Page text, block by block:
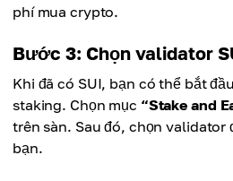
phí mua crypto.
Bước 3: Chọn validator
Khi đã có SUI, bạn có thể bắt
staking. Chọn mục “Stake and
trên sàn. Sau đó, chọn validator
bạn.